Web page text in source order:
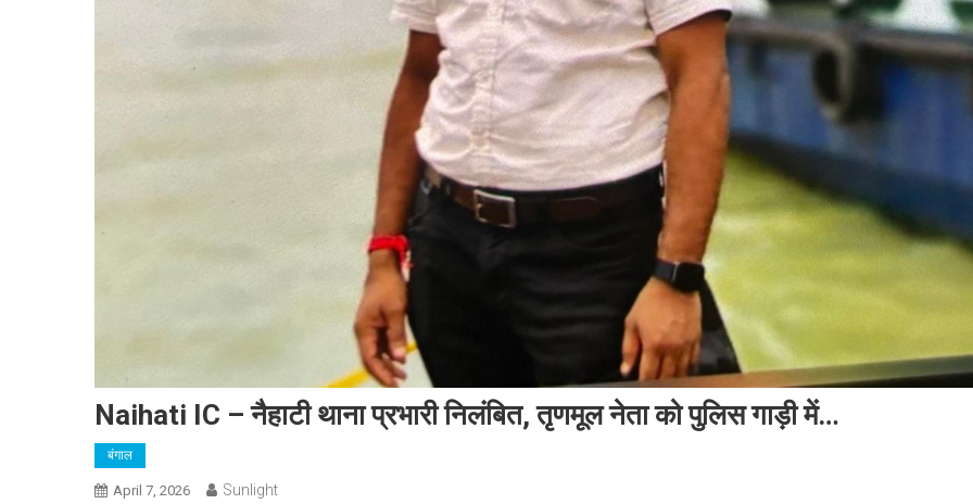
Naihati IC – नैहाटी थाना प्रभारी निलंबित, तृणमूल नेता को पुलिस गाड़ी में…
बंगाल
April 7, 2026 Sunlight